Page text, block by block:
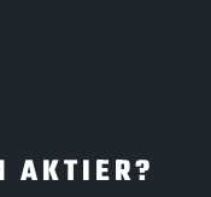
AKTIER?